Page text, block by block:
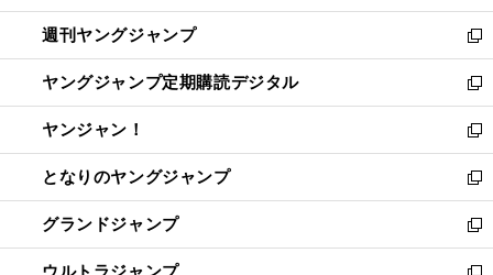
開
く
ウ
で
開
く
ン
ド
ウ
で
開
く
ウ
ィ
ン
ド
ウ
で
開
く
週刊ヤングジャンプ
新
し
い
ウ
ィ
ン
ド
ウ
で
開
く
ヤングジャンプ定期購読デジタル
新
し
い
ウ
ィ
ン
ド
ウ
ヤンジャン！
新
し
い
ウ
ィ
ン
となりのヤングジャンプ
新
し
い
ウ
グランドジャンプ
新
し